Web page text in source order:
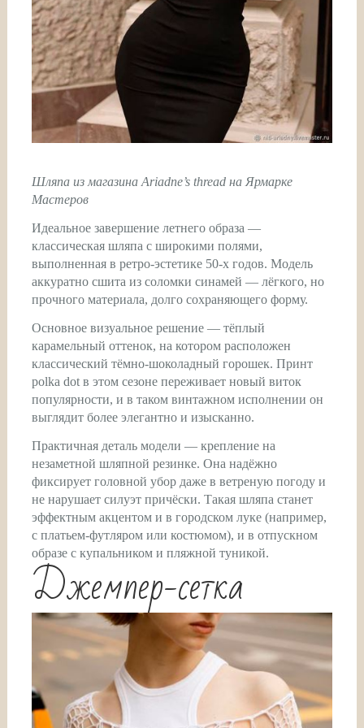
Шляпа из магазина Ariadne’s thread на Ярмарке
Мастеров
Идеальное завершение летнего образа —
классическая шляпа с широкими полями,
выполненная в ретро-эстетике 50-х годов. Модель
аккуратно сшита из соломки синамей — лёгкого, но
прочного материала, долго сохраняющего форму.
Основное визуальное решение — тёплый
карамельный оттенок, на котором расположен
классический тёмно-шоколадный горошек. Принт
polka dot в этом сезоне переживает новый виток
популярности, и в таком винтажном исполнении он
выглядит более элегантно и изысканно.
Практичная деталь модели — крепление на
незаметной шляпной резинке. Она надёжно
фиксирует головной убор даже в ветреную погоду и
не нарушает силуэт причёски. Такая шляпа станет
эффектным акцентом и в городском луке (например,
с платьем-футляром или костюмом), и в отпускном
образе с купальником и пляжной туникой.
Джемпер-сетка